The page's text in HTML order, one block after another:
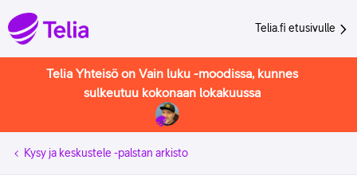
Telia.fi etusivulle
Telia Yhteisö on Vain luku -moodissa, kunnes
sulkeutuu kokonaan lokakuussa
Kysy ja keskustele -palstan arkisto